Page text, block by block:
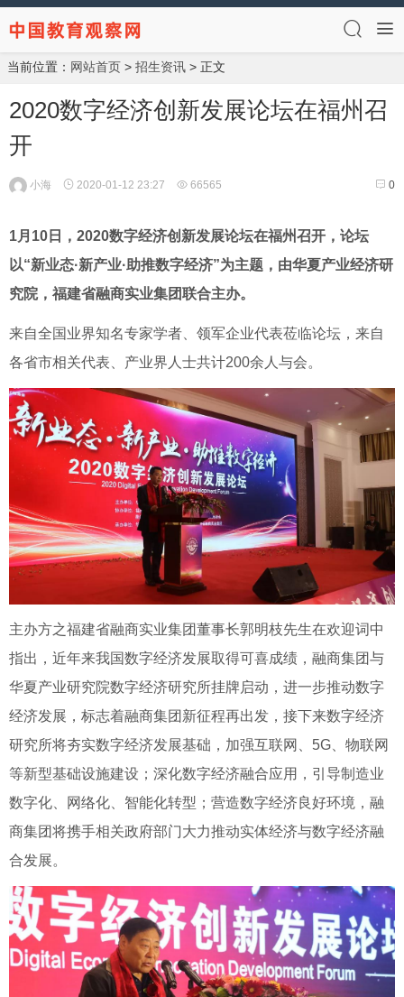
当前位置： 网站首页 > 招生资讯 > 正文
2020数字经济创新发展论坛在福州召
开
0
小海 2020-01-12 23:27 66565
1月10日，2020数字经济创新发展论坛在福州召开，论坛
以“新业态·新产业·助推数字经济”为主题，由华夏产业经济研
究院，福建省融商实业集团联合主办。
来自全国业界知名专家学者、领军企业代表莅临论坛，来自
各省市相关代表、产业界人士共计200余人与会。
主办方之福建省融商实业集团董事长郭明枝先生在欢迎词中
指出，近年来我国数字经济发展取得可喜成绩，融商集团与
华夏产业研究院数字经济研究所挂牌启动，进一步推动数字
经济发展，标志着融商集团新征程再出发，接下来数字经济
研究所将夯实数字经济发展基础，加强互联网、5G、物联网
等新型基础设施建设；深化数字经济融合应用，引导制造业
数字化、网络化、智能化转型；营造数字经济良好环境，融
商集团将携手相关政府部门大力推动实体经济与数字经济融
合发展。